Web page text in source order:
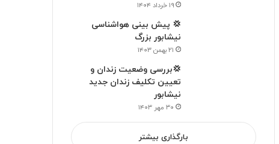
۱۹ خرداد ۱۴۰۴
💢 پیش بینی هواشناسی
نیشابور بزرگ
۲۱ بهمن ۱۴۰۳
💢بررسی وضعیت زندان و
تعیین تکلیف زندان جدید
نیشابور
۳۰ مهر ۱۴۰۳
بارگذاری بیشتر